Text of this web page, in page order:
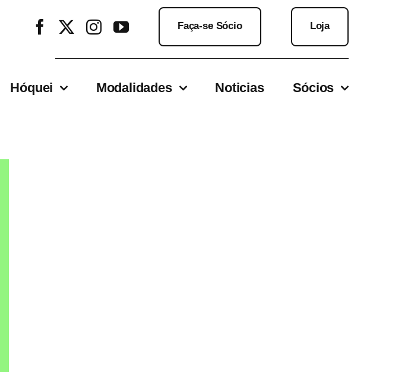
Faça-se Sócio Loja
Hóquei Modalidades Noticias Sócios